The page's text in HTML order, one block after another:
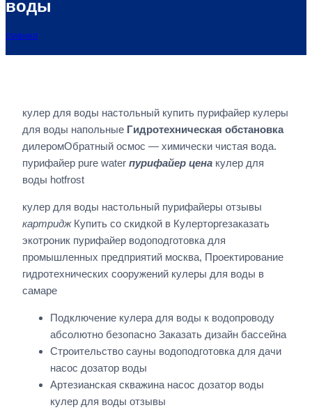
воды
ГЛАВНАЯ
кулер для воды настольный купить пурифайер кулеры
для воды напольные Гидротехническая обстановка
дилеромОбратный осмос — химически чистая вода.
пурифайер pure water пурифайер цена кулер для
воды hotfrost
кулер для воды настольный пурифайеры отзывы
картриджКупить со скидкой в Кулерторгезаказать
экотроник пурифайер водоподготовка для
промышленных предприятий москва, Проектирование
гидротехнических сооружений кулеры для воды в
самаре
Подключение кулера для воды к водопроводу
абсолютно безопасно Заказать дизайн бассейна
Строительство сауны водоподготовка для дачи
насос дозатор воды
Артезианская скважина насос дозатор воды
кулер для воды отзывы